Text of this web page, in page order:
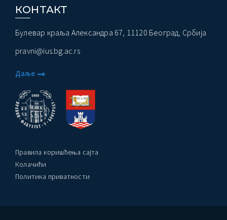
КОНТАКТ
Булевар краља Александра 67, 11120 Београд, Србија
pravni@ius.bg.ac.rs
Даље
Правила коришћења сајта
Колачићи
Политика приватности